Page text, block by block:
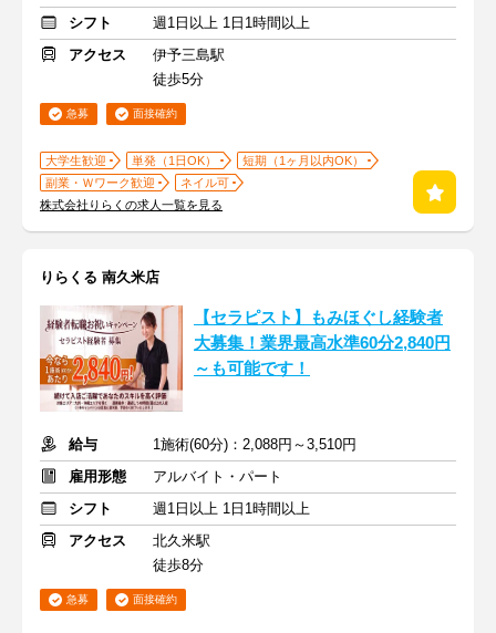
シフト
週1日以上 1日1時間以上
アクセス
伊予三島駅
徒歩5分
急募 面接確約
大学生歓迎 単発（1日OK）
短期（1ヶ月以内OK）
副業・Ｗワーク歓迎
ネイル可
株式会社りらくの求人一覧を見る
りらくる 南久米店
【セラピスト】もみほぐし経験者
大募集！業界最高水準60分2,840円
～も可能です！
給与
1施術(60分)：2,088円～3,510円
雇用形態
アルバイト・パート
シフト
週1日以上 1日1時間以上
アクセス
北久米駅
徒歩8分
急募 面接確約